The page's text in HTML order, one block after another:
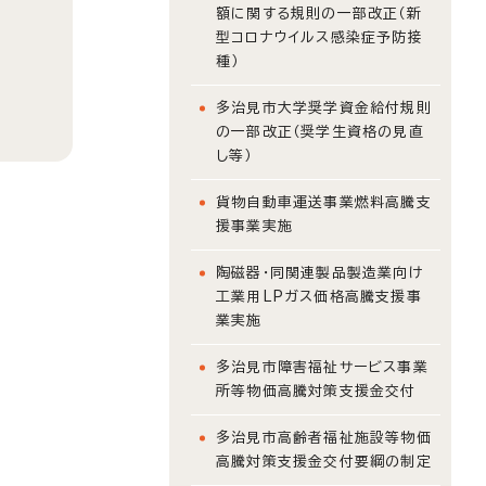
額に関する規則の一部改正（新
型コロナウイルス感染症予防接
種）
多治見市大学奨学資金給付規則
の一部改正（奨学生資格の見直
し等）
貨物自動車運送事業燃料高騰支
援事業実施
陶磁器・同関連製品製造業向け
工業用LPガス価格高騰支援事
業実施
多治見市障害福祉サービス事業
所等物価高騰対策支援金交付
多治見市高齢者福祉施設等物価
高騰対策支援金交付要綱の制定